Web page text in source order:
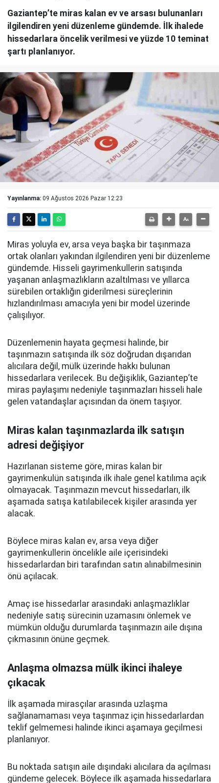
Gaziantep’te miras kalan ev ve arsası bulunanları
ilgilendiren yeni düzenleme gündemde. İlk ihalede
hissedarlara öncelik verilmesi ve yüzde 10 teminat
şartı planlanıyor.
Yayınlanma: 09 Ağustos 2026 Pazar 12:23
Miras yoluyla ev, arsa veya başka bir taşınmaza
ortak olanları yakından ilgilendiren yeni bir düzenleme
gündemde. Hisseli gayrimenkullerin satışında
yaşanan anlaşmazlıkların azaltılması ve yıllarca
sürebilen ortaklığın giderilmesi süreçlerinin
hızlandırılması amacıyla yeni bir model üzerinde
çalışılıyor.
Düzenlemenin hayata geçmesi halinde, bir
taşınmazın satışında ilk söz doğrudan dışarıdan
alıcılara değil, mülk üzerinde hakkı bulunan
hissedarlara verilecek. Bu değişiklik, Gaziantep’te
miras paylaşımı nedeniyle taşınmazları hisseli hale
gelen vatandaşlar açısından da önem taşıyor.
Miras kalan taşınmazlarda ilk satışın
adresi değişiyor
Hazırlanan sisteme göre, miras kalan bir
gayrimenkulün satışında ilk ihale genel katılıma açık
olmayacak. Taşınmazın mevcut hissedarları, ilk
aşamada satışa katılabilecek kişiler arasında yer
alacak.
Böylece miras kalan ev, arsa veya diğer
gayrimenkullerin öncelikle aile içerisindeki
hissedarlardan biri tarafından satın alınabilmesinin
önü açılacak.
Amaç ise hissedarlar arasındaki anlaşmazlıklar
nedeniyle satış sürecinin uzamasını önlemek ve
mümkün olduğu durumlarda taşınmazın aile dışına
çıkmasının önüne geçmek.
Anlaşma olmazsa mülk ikinci ihaleye
çıkacak
İlk aşamada mirasçılar arasında uzlaşma
sağlanamaması veya taşınmaz için hissedarlardan
teklif gelmemesi halinde ikinci aşamaya geçilmesi
planlanıyor.
Bu noktada satışın aile dışındaki alıcılara da açılması
gündeme gelecek. Böylece ilk aşamada hissedarlara